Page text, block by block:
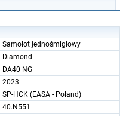
Samolot jednośmigłowy
Diamond
DA40 NG
2023
SP-HCK (EASA - Poland)
40.N551